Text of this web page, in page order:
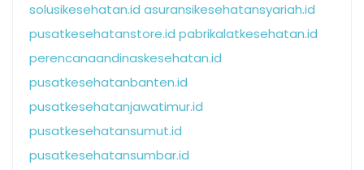
solusikesehatan.id asuransikesehatansyariah.id
pusatkesehatanstore.id pabrikalatkesehatan.id
perencanaandinaskesehatan.id
pusatkesehatanbanten.id
pusatkesehatanjawatimur.id
pusatkesehatansumut.id
pusatkesehatansumbar.id